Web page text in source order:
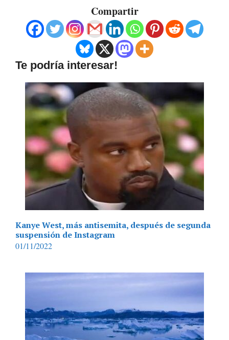
Compartir
Te podría interesar!
Kanye West, más antisemita, después de segunda
suspensión de Instagram
01/11/2022